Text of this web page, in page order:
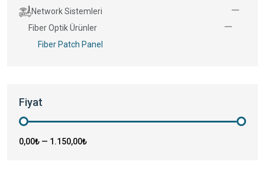
Network Sistemleri
Fiber Optik Ürünler
Fiber Patch Panel
Fiyat
0,00₺ — 1.150,00₺